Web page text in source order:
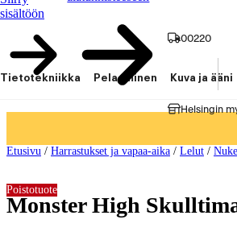
sisältöön
00220
Helsingin
Tietotekniikka Pelaaminen Kuva ja ääni
Etusivu / Harrastukset ja vapaa-aika / Lelut /
Monster High
Poistotuote